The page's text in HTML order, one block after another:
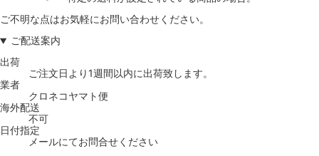
ご不明な点はお気軽にお問い合わせください。
ご配送案内
出荷
ご注文日より1週間以内に出荷致します。
業者
クロネコヤマト便
海外配送
不可
日付指定
メールにてお問合せください